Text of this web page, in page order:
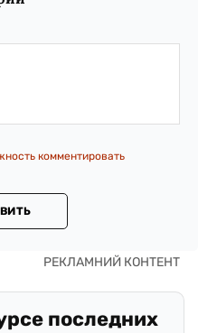
комментировать
последних